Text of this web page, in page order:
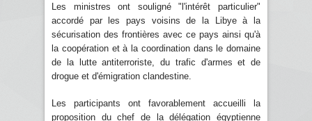
Les ministres ont souligné "l'intérêt particulier"
accordé par les pays voisins de la Libye à la
sécurisation des frontières avec ce pays ainsi qu'à
la coopération et à la coordination dans le domaine
de la lutte antiterroriste, du trafic d'armes et de
drogue et d'émigration clandestine.
Les participants ont favorablement accueilli la
proposition du chef de la délégation égyptienne